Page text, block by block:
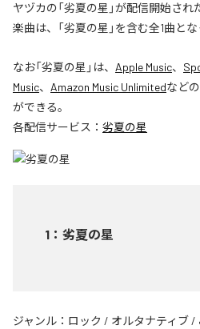
ヤヅカの「劣夏の星」が配信開始さ
楽曲は、「劣夏の星」を含む全1曲とな
なお「劣夏の星 」は、 Apple Music、
Music、 Amazon Music Unlimitedなど
ができる。
各配信サービス： 劣夏の星
1 ： 劣夏の星
ジャンル： ロック / オルタナティブ /